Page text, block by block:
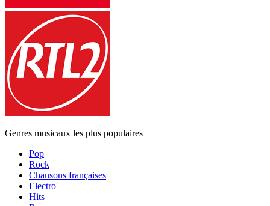
Genres musicaux les plus populaires
Pop
Rock
Chansons françaises
Electro
Hits